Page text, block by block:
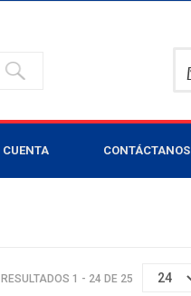
CUENTA CONTÁCTANOS
RESULTADOS 1 - 24 DE 25